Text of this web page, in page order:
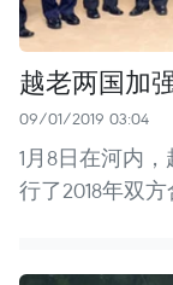
越老两国加
09/01/2019 03:04
1月8日在河内
行了2018年双方